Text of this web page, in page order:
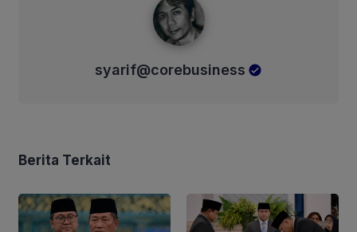
syarif@corebusiness
Berita Terkait